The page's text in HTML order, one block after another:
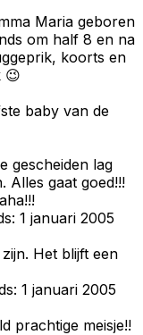
Maria geboren
om half 8 en na
koorts en
😉
baby van de
gescheiden lag
Alles gaat goed!!!
1 januari 2005
Het blijft een
1 januari 2005
prachtige meisje!!